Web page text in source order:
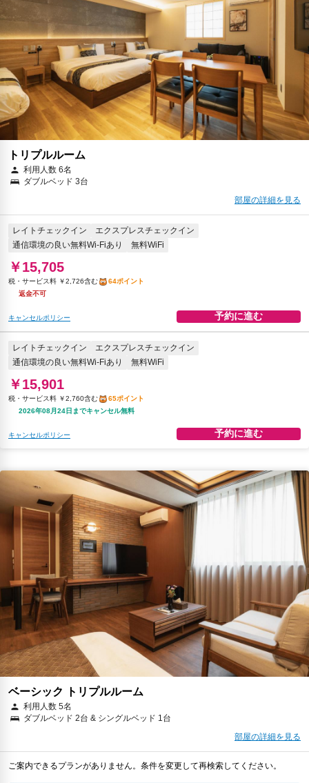
トリプルルーム
利用人数 6名
ダブルベッド 3台
部屋の詳細を見る
レイトチェックイン
エクスプレスチェックイン
通信環境の良い無料Wi-Fiあり
無料WiFi
￥15,705
税・サービス料 ￥2,726含む
64ポイント
返金不可
キャンセルポリシー 予約に進む
レイトチェックイン
エクスプレスチェックイン
通信環境の良い無料Wi-Fiあり
無料WiFi
￥15,901
税・サービス料 ￥2,760含む
65ポイント
2026年08月24日までキャンセル無料
キャンセルポリシー 予約に進む
ベーシック トリプルルーム
利用人数 5名
ダブルベッド 2台 & シングルベッド 1台
部屋の詳細を見る
ご案内できるプランがありません。条件を変更して再検索してください。